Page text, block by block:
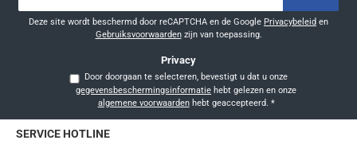
Deze site wordt beschermd door reCAPTCHA en de Google Privacybeleid en
Gebruiksvoorwaardenzijn van toepassing.
Privacy
Door doorgaan te selecteren, bevestigt u dat u onze
gegevensbeschermingsinformatie
algemene voorwaardenhebt geaccepteerd. *
SERVICE HOTLINE